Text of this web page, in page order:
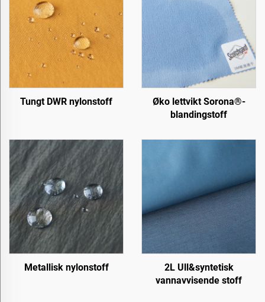
Tungt DWR nylonstoff
Øko lettvikt Sorona®-
blandingstoff
Metallisk nylonstoff
2L Ull&syntetisk
vannavvisende stoff